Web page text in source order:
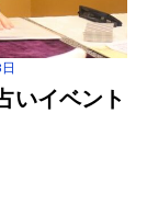
いイベント